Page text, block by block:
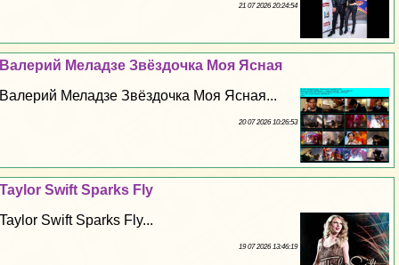
21 07 2026 20:24:54
Валерий Меладзе Звёздочка Моя Ясная
Валерий Меладзе Звёздочка Моя Ясная...
20 07 2026 10:26:53
Taylor Swift Sparks Fly
Taylor Swift Sparks Fly...
19 07 2026 13:46:19